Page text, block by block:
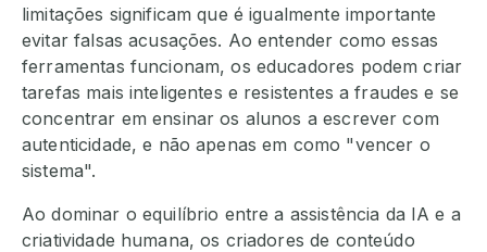
limitações significam que é igualmente importante
evitar falsas acusações. Ao entender como essas
ferramentas funcionam, os educadores podem criar
tarefas mais inteligentes e resistentes a fraudes e se
concentrar em ensinar os alunos a escrever com
autenticidade, e não apenas em como "vencer o
sistema".
Ao dominar o equilíbrio entre a assistência da IA e a
criatividade humana, os criadores de conteúdo